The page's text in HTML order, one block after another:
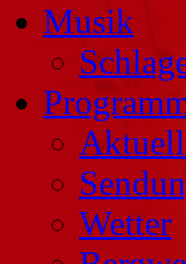
Musik
Wetter